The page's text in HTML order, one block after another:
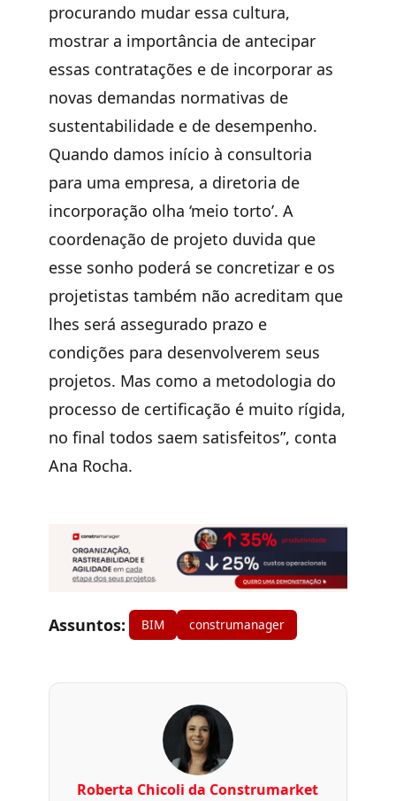
procurando mudar essa cultura,
mostrar a importância de antecipar
essas contratações e de incorporar as
novas demandas normativas de
sustentabilidade e de desempenho.
Quando damos início à consultoria
para uma empresa, a diretoria de
incorporação olha ‘meio torto’. A
coordenação de projeto duvida que
esse sonho poderá se concretizar e os
projetistas também não acreditam que
lhes será assegurado prazo e
condições para desenvolverem seus
projetos. Mas como a metodologia do
processo de certificação é muito rígida,
no final todos saem satisfeitos”, conta
Ana Rocha.
Assuntos: BIM construmanager
Roberta Chicoli da Construmarket